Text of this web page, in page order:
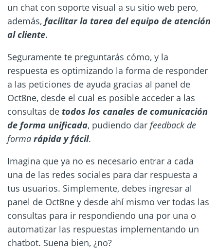
un chat con soporte visual a su sitio web pero,
además, facilitar la tarea del equipo de atención
al cliente.
Seguramente te preguntarás cómo, y la
respuesta es optimizando la forma de responder
a las peticiones de ayuda gracias al panel de
Oct8ne, desde el cual es posible acceder a las
consultas de todos los canales de comunicación
de forma unificada, pudiendo dar feedback de
forma rápida y fácil.
Imagina que ya no es necesario entrar a cada
una de las redes sociales para dar respuesta a
tus usuarios. Simplemente, debes ingresar al
panel de Oct8ne y desde ahí mismo ver todas las
consultas para ir respondiendo una por una o
automatizar las respuestas implementando un
chatbot. Suena bien, ¿no?